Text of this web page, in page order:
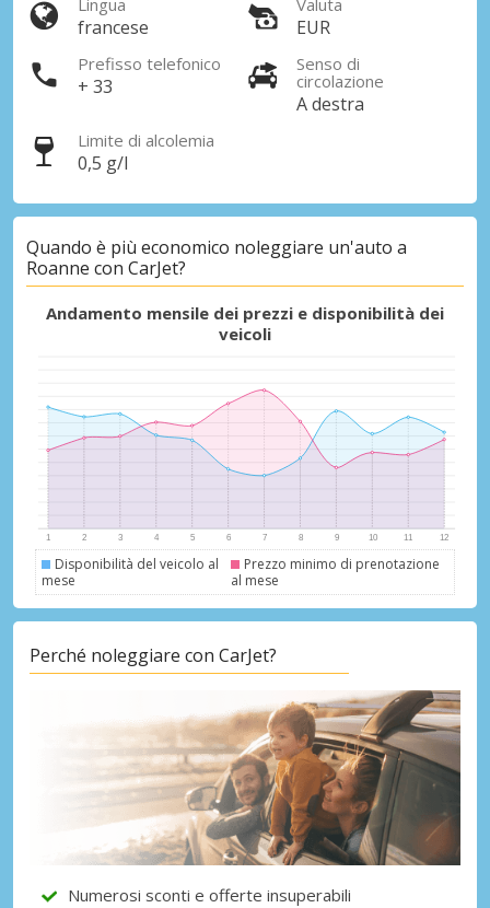
Lingua
francese
Valuta
EUR
Prefisso telefonico
+ 33
Senso di
circolazione
A destra
Limite di alcolemia
0,5 g/l
Quando è più economico noleggiare un'auto a
Roanne con CarJet?
Andamento mensile dei prezzi e disponibilità dei
veicoli
Disponibilità del veicolo al
mese
Prezzo minimo di prenotazione
al mese
Perché noleggiare con CarJet?
Numerosi sconti e offerte insuperabili
Accedi alle offerte esclusive dei nostri
fornitori
Accedi con eLink